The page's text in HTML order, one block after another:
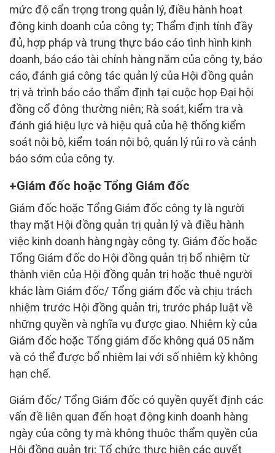
mức độ cẩn trọng trong quản lý, điều hành hoạt
động kinh doanh của công ty; Thẩm định tính đầy
đủ, hợp pháp và trung thực báo cáo tình hình kinh
doanh, báo cáo tài chính hàng năm của công ty, báo
cáo, đánh giá công tác quản lý của Hội đồng quản
trị và trình báo cáo thẩm định tại cuộc họp Đại hội
đồng cổ đông thường niên; Rà soát, kiểm tra và
đánh giá hiệu lực và hiệu quả của hệ thống kiểm
soát nội bộ, kiểm toán nội bộ, quản lý rủi ro và cảnh
báo sớm của công ty.
Giám đốc hoặc Tổng Giám đốc
Giám đốc hoặc Tổng Giám đốc công ty là người
thay mặt Hội đồng quản trị quản lý và điều hành
việc kinh doanh hàng ngày công ty. Giám đốc hoặc
Tổng Giám đốc do Hội đồng quản trị bổ nhiệm từ
thành viên của Hội đồng quản trị hoặc thuê người
khác làm Giám đốc/ Tổng giám đốc và chịu trách
nhiệm trước Hội đồng quản trị, trước pháp luật về
những quyền và nghĩa vụ được giao. Nhiệm kỳ của
Giám đốc hoặc Tổng giám đốc không quá 05 năm
và có thể được bổ nhiệm lại với số nhiệm kỳ không
hạn chế.
Giám đốc/ Tổng Giám đốc có quyền quyết định các
vấn đề liên quan đến hoạt động kinh doanh hàng
ngày của công ty mà không thuộc thẩm quyền của
Hội đồng quản trị; Tổ chức thực hiện các quyết